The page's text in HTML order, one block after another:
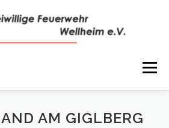
Menü
150 JAHRE FEUERWEHR
AM GIGLBERG